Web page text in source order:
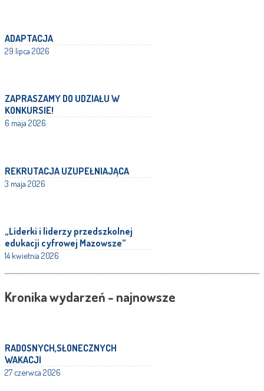
ADAPTACJA
29 lipca 2026
ZAPRASZAMY DO UDZIAŁU W
KONKURSIE!
6 maja 2026
REKRUTACJA UZUPEŁNIAJĄCA
3 maja 2026
„Liderki i liderzy przedszkolnej
edukacji cyfrowej Mazowsze”
14 kwietnia 2026
Kronika wydarzeń - najnowsze
RADOSNYCH,SŁONECZNYCH
WAKACJI
27 czerwca 2026